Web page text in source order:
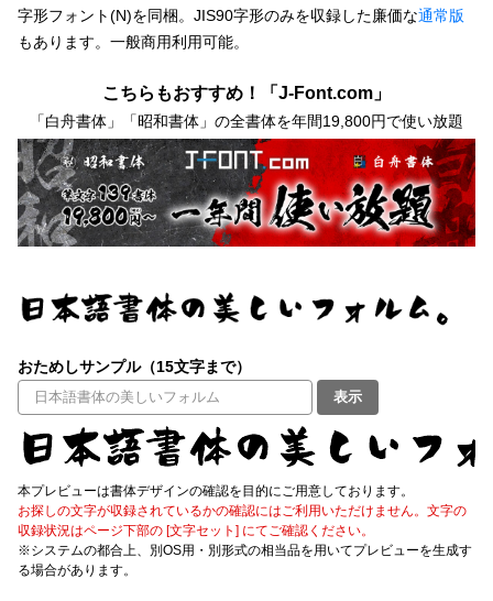
ご利用ガイド
よくあるご質問
お問い合わせ
すべてを表示
太さ・ウェイト
セット or 単体
文字種類
価格帯
〜
リセット 検索
字形フォント(N)を同梱。JIS90字形のみを収録した廉価な通常版
もあります。一般商用利用可能。
こちらもおすすめ！「J-Font.com」
「白舟書体」「昭和書体」の全書体を年間19,800円で使い放題
おためしサンプル（15文字まで）
表示
本プレビューは書体デザインの確認を目的にご用意しております。
お探しの文字が収録されているかの確認にはご利用いただけません。文字の
収録状況はページ下部の [文字セット] にてご確認ください。
※システムの都合上、別OS用・別形式の相当品を用いてプレビューを生成す
る場合があります。